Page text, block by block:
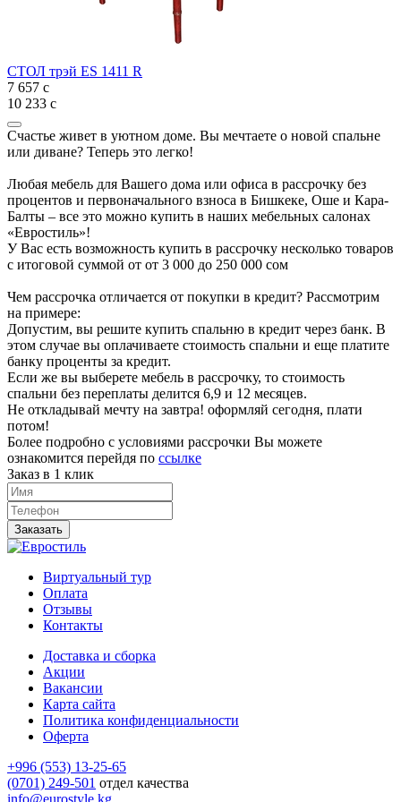
СТОЛ трэй ES 1411 R
7 657 с
10 233 с
Счастье живет в уютном доме. Вы мечтаете о новой спальне
или диване? Теперь это легко!
Любая мебель для Вашего дома или офиса в рассрочку без
процентов и первоначального взноса в Бишкеке, Оше и Кара-
Балты – все это можно купить в наших мебельных салонах
«Евростиль»!
У Вас есть возможность купить в рассрочку несколько товаров
с итоговой суммой от от 3 000 до 250 000 сом
Чем рассрочка отличается от покупки в кредит? Рассмотрим
на примере:
Допустим, вы решите купить спальню в кредит через банк. В
этом случае вы оплачиваете стоимость спальни и еще платите
банку проценты за кредит.
Если же вы выберете мебель в рассрочку, то стоимость
спальни без переплаты делится 6,9 и 12 месяцев.
Не откладывай мечту на завтра! оформляй сегодня, плати
потом!
Более подробно с условиями рассрочки Вы можете
ознакомится перейдя по ссылке
Заказ в 1 клик
Заказать
Виртуальный тур
Оплата
Отзывы
Контакты
Доставка и сборка
Акции
Вакансии
Карта сайта
Политика конфиденциальности
Оферта
+996 (553) 13-25-65
(0701) 249-501 отдел качества